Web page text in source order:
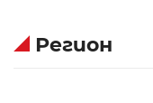
Регион